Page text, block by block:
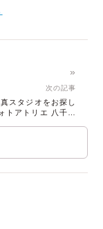
»
次の記事
スタジオをお探し
トアトリエ 八千華